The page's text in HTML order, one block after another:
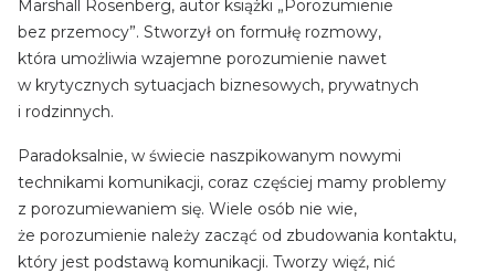
Marshall Rosenberg, autor książki „Porozumienie
bez przemocy”. Stworzył on formułę rozmowy,
która umożliwia wzajemne porozumienie nawet
w krytycznych sytuacjach biznesowych, prywatnych
i rodzinnych.
Paradoksalnie, w świecie naszpikowanym nowymi
technikami komunikacji, coraz częściej mamy problemy
z porozumiewaniem się. Wiele osób nie wie,
że porozumienie należy zacząć od zbudowania kontaktu,
który jest podstawą komunikacji. Tworzy więź, nić